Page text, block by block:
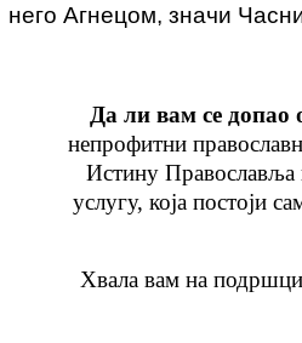
него Агнецом, значи
Да ли вам се допао
непрофитни
Истину
услугу, којапостоји
Хвала вам на